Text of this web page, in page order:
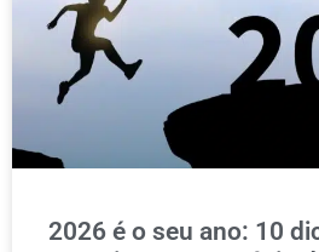
2026 é o seu ano: 10